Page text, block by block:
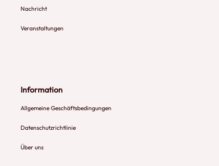
Nachricht
Veranstaltungen
Information
Allgemeine Geschäftsbedingungen
Datenschutzrichtlinie
Über uns